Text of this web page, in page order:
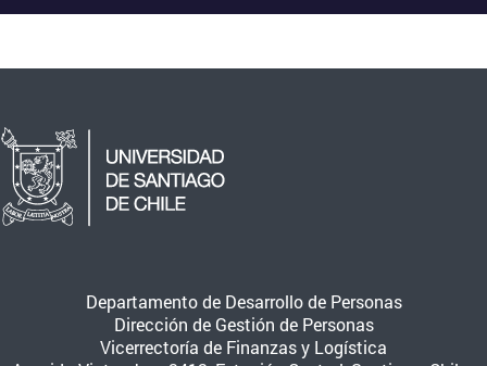
Departamento de Desarrollo de Personas
Dirección de Gestión de Personas
Vicerrectoría de Finanzas y Logística